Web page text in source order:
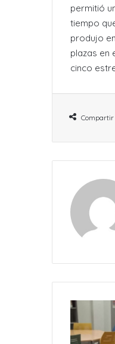
permitió
tiempo
produjo
plazas en
cinco
Compartir
LA
BIBLIOTECA
DE